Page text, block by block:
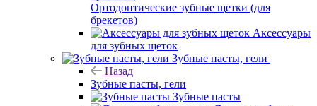
Ортодонтические зубные щетки (для
брекетов)
Аксессуары
для зубных щеток
Зубные пасты, гели
Назад
Зубные пасты, гели
Зубные пасты